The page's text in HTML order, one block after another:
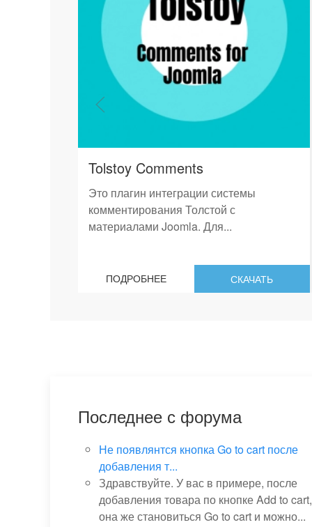
Tolstoy Comments
Это плагин интеграции системы
комментирования Толстой с
материалами Joomla. Для...
ПОДРОБНЕЕ СКАЧАТЬ
Последнее с форума
Не появлянтся кнопка Go to cart после
добавления т...
Здравствуйте. У вас в примере, после
добавления товара по кнопке Add to cart,
она же становиться Go to cart и можно...